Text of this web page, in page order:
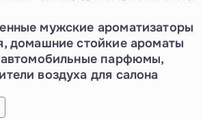
мужские ароматизаторы
домашние стойкие ароматы
автомобильные парфюмы,
воздуха для салона